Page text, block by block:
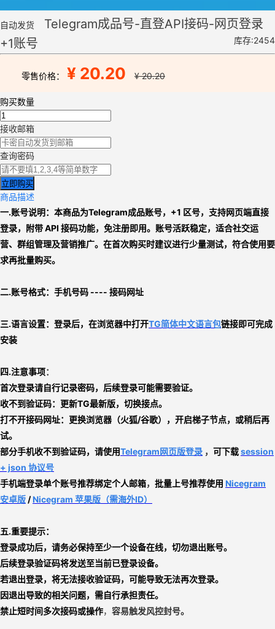
自动发货
Telegram成品号-直登API接码-网页登录
+1账号
库存:2454
零售价格： ¥ 20.20 ¥ 20.20
购买数量
接收邮箱
查询密码
立即购买
商品描述
一.账号说明：本商品为Telegram成品账号，+1 区号，支持网页端直接
登录，附带 API 接码功能，免注册即用。账号活跃稳定，适合社交运
营、群组管理及营销推广。在首次购买时建议进行少量测试，符合使用要
求再批量购买。
二.账号格式： 手机号码 ---- 接码网址
三.语言设置： 登录后，在浏览器中打开TG简体中文语言包链接即可完成
安装
四.注意事项：
首次登录请自行记录密码，后续登录可能需要验证。
收不到验证码：更新TG最新版，切换接点。
打不开接码网址：更换浏览器（火狐/谷歌），开启梯子节点，或稍后再
试。
部分手机收不到验证码，请使用Telegram网页版登录 ， 可下载session
+ json 协议号
手机端登录单个账号推荐绑定个人邮箱， 批量上号推荐使用 Nicegram
安卓版 /Nicegram 苹果版 （需海外ID）
五.重要提示：
登录成功后，请务必保持至少一个设备在线，切勿退出账号。
后续登录验证码将发送至当前已登录设备。
若退出登录，将无法接收验证码，可能导致无法再次登录。
因退出导致的相关问题，需自行承担责任。
禁止短时间多次接码或操作， 容易触发风控封号。